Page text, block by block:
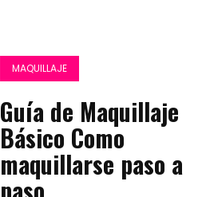
MAQUILLAJE
Guía de Maquillaje
Básico Como
maquillarse paso a